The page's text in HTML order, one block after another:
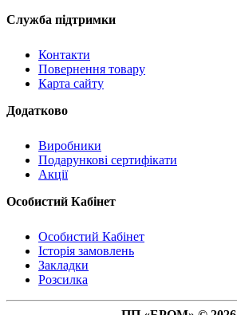
Служба підтримки
Контакти
Повернення товару
Карта сайту
Додатково
Виробники
Подарункові сертифікати
Акції
Особистий Кабінет
Особистий Кабінет
Історія замовлень
Закладки
Розсилка